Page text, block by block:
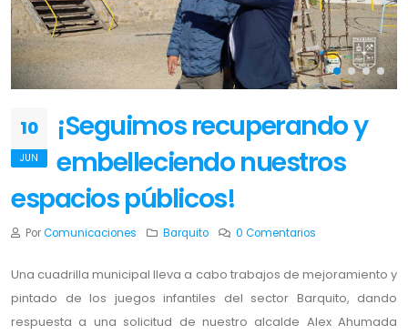
10
JUN
¡Seguimos recuperando y
embelleciendo nuestros
espacios públicos!
PorComunicaciones Barquito 0 Comentarios
Una cuadrilla municipal lleva a cabo trabajos de mejoramiento y
pintado de los juegos infantiles del sector Barquito, dando
respuesta a una solicitud de nuestro alcalde Alex Ahumada